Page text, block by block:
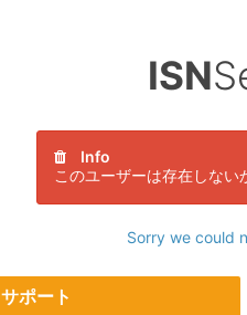
ISN
Info
このユーザーは存在しない
Sorry we could
サポート